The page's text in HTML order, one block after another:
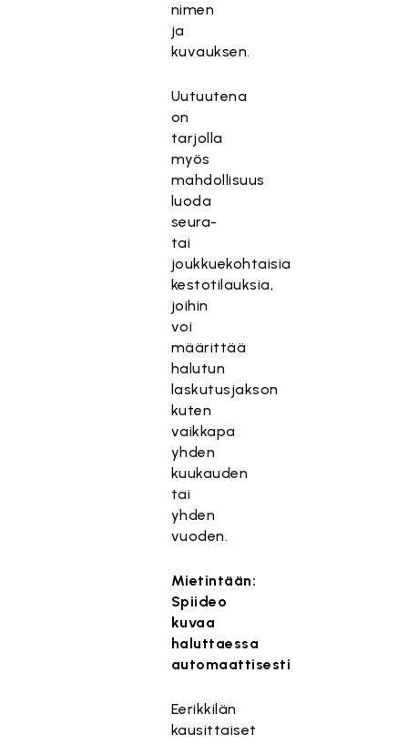
nimen
ja
kuvauksen.
Uutuutena
on
tarjolla
myös
mahdollisuus
luoda
seura-
tai
joukkuekohtaisia
kestotilauksia,
joihin
voi
määrittää
halutun
laskutusjakson
kuten
vaikkapa
yhden
kuukauden
tai
yhden
vuoden.
Mietintään:
Spiideo
kuvaa
haluttaessa
automaattisesti
Eerikkilän
kausittaiset